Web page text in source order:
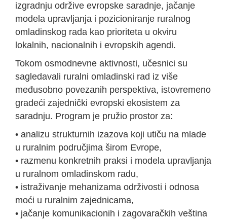
izgradnju održive evropske saradnje, jačanje
modela upravljanja i pozicioniranje ruralnog
omladinskog rada kao prioriteta u okviru
lokalnih, nacionalnih i evropskih agendi.
Tokom osmodnevne aktivnosti, učesnici su
sagledavali ruralni omladinski rad iz više
međusobno povezanih perspektiva, istovremeno
gradeći zajednički evropski ekosistem za
saradnju. Program je pružio prostor za:
• analizu strukturnih izazova koji utiču na mlade
u ruralnim područjima širom Evrope,
• razmenu konkretnih praksi i modela upravljanja
u ruralnom omladinskom radu,
• istraživanje mehanizama održivosti i odnosa
moći u ruralnim zajednicama,
• jačanje komunikacionih i zagovaračkih veština